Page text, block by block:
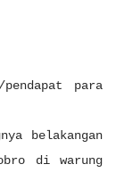
para
belakangan
di warung